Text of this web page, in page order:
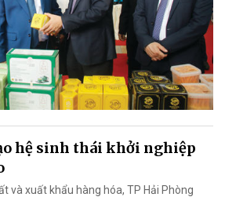
hệ sinh thái khởi nghiệp
và xuất khẩu hàng hóa, TP Hải Phòng